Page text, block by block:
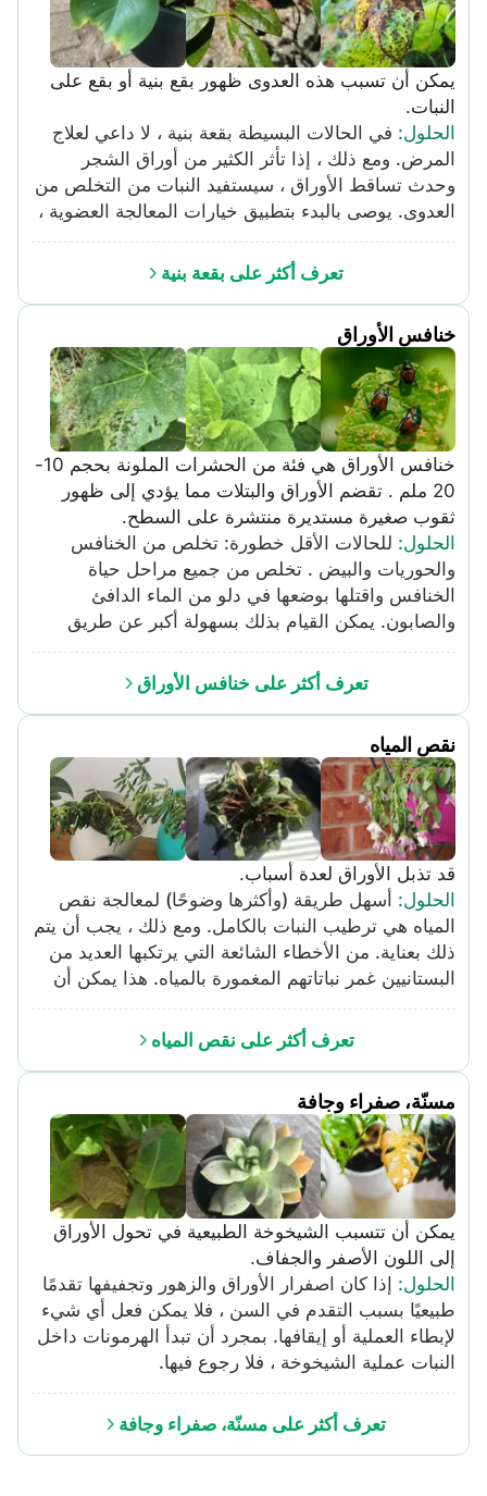
يمكن أن تسبب هذه العدوى ظهور بقع بنية أو بقع على
النبات.
الحلول: في الحالات البسيطة بقعة بنية ، لا داعي لعلاج
المرض. ومع ذلك ، إذا تأثر الكثير من أوراق الشجر
وحدث تساقط الأوراق ، سيستفيد النبات من التخلص من
العدوى. يوصى بالبدء بتطبيق خيارات المعالجة العضوية ،
والعمل على مبيدات الفطريات الكيميائية الاصطناعية
الأكثر فعالية إذا لزم الأمر. لن تقتل الخيارات العضوية
صغيرة من صودا الخبز وملعقة صغيرة من الصابون
السائل في جالون من الماء. باستخدام زجاجة رذاذ ،
رشي على سطح الأوراق وقاعها حتى يقطر الخليط. كرر
كل أسبوعين حتى تتوقف البقع الموجودة عن التوسيع
ولم تعد تظهر بقع جديدة. رش صابون مبيد للفطريات
يحتوي على النحاس على الأوراق ، وقم بتغطية أسطح
الأوراق العلوية والسفلية. أعد تطبيقه كما هو محدد على
ملصق المنتج. يخترق النحاس سطح الورقة ويمنع إنبات
الجراثيم حتى لا تنتشر الفطريات. ضع مبيدًا للفطريات
متعدد الأغراض على النبات بالكامل ، باتباع تعليمات
الملصق بعناية.
تعرف أكثر على بقعة بنية
خنافس الأوراق
خنافس الأوراق هي فئة من الحشرات الملونة بحجم 10-
20 ملم . تقضم الأوراق والبتلات مما يؤدي إلى ظهور
ثقوب صغيرة مستديرة منتشرة على السطح.
الحلول:
للحالات الأقل خطورة: تخلص من الخنافس
والحوريات والبيض . تخلص من جميع مراحل حياة
الخنافس واقتلها بوضعها في دلو من الماء الدافئ
والصابون. يمكن القيام بذلك بسهولة أكبر عن طريق
وضع الدلو تحت الأوراق المصابة ورج النبات. تكون هذه
الطريقة أكثر فاعلية في فترة ما بعد الظهر عندما يكون
خنافس الأوراق أكثر نشاطًا. تخلص دائمًا من الحشرات
المبيدات الحشرية العضوية . استخدم المبيدات الحشرية
المشتقة من الطبيعة قبل الانتقال إلى المبيدات الحشرية
الاصطناعية. يعتبر زيت النيم والبيرثروم من المبيدات
الحشرية المشتقة بشكل طبيعي والتي يجب استخدامها
باتباع تعليمات الملصق. استخدم المبيدات الحشرية
الاصطناعية . من أمثلة المبيدات الحشرية الفعالة
لخنافس الأوراق الكرباريل والبيرميثرين والبيفينثرين. رش
المبيدات الحشرية حسب التعليمات المدونة على
الملصق.
تعرف أكثر على خنافس الأوراق
نقص المياه
قد تذبل الأوراق لعدة أسباب.
الحلول: أسهل طريقة (وأكثرها وضوحًا) لمعالجة نقص
المياه هي ترطيب النبات بالكامل. ومع ذلك ، يجب أن يتم
ذلك بعناية. من الأخطاء الشائعة التي يرتكبها العديد من
البستانيين غمر نباتاتهم المغمورة بالمياه. هذا يمكن أن
يطغى على جذور النبات ويصيب نظامه ، وهو أمر يمكن
أن يكون أكثر ضررًا من نقص المياه في البداية. بدلًا من
ذلك ، اسقِ المياه جيدًا وببطء ، مع أخذ فترات راحة
الجذور. استخدم الماء بدرجة حرارة الغرفة ، لأن الماء
البارد قد يكون بمثابة صدمة كبيرة. في المستقبل ، قم
بتقصير الوقت بين الري. من القواعد الأساسية الجيدة
فحص التربة حول كل نبات يوميًا. إذا كان الجو جافًا حتى
عمق بوصتين على الأقل ، فقد حان وقت الماء. إذا كان
مصنع الحاوية يجف بشكل متكرر وبسرعة كبيرة ، فقد
يكون إعادة التسخين في حاوية تصريف أبطأ فكرة جيدة
أيضًا.
تعرف أكثر على نقص المياه
مسنّة، صفراء وجافة
يمكن أن تتسبب الشيخوخة الطبيعية في تحول الأوراق
إلى اللون الأصفر والجفاف.
الحلول: إذا كان اصفرار الأوراق والزهور وتجفيفها تقدمًا
طبيعيًا بسبب التقدم في السن ، فلا يمكن فعل أي شيء
لإبطاء العملية أو إيقافها. بمجرد أن تبدأ الهرمونات داخل
النبات عملية الشيخوخة ، فلا رجوع فيها.
تعرف أكثر على مسنّة، صفراء وجافة